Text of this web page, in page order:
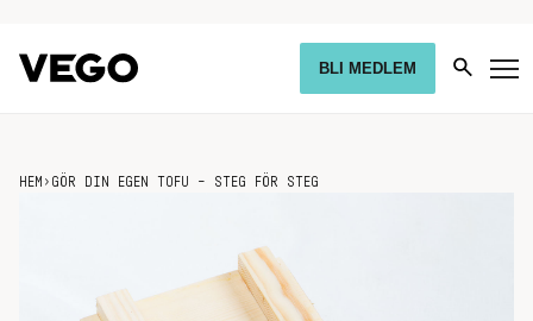
BLI MEDLEM
HEM › GÖR DIN EGEN TOFU – STEG FÖR STEG